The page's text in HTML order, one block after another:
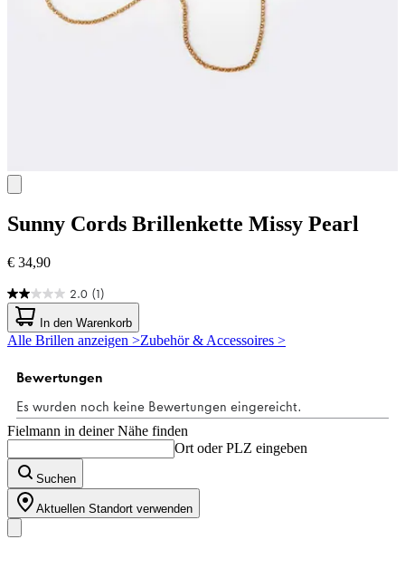
Sunny Cords Brillenkette Missy Pearl
€ 34,90
2.0 (1)
2.0
von
5
Sternen.
Bewertung
In den Warenkorb
Alle Brillen anzeigen >Zubehör & Accessoires >
Fielmann in deiner Nähe finden
Ort oder PLZ eingeben
Suchen
Aktuellen Standort verwenden